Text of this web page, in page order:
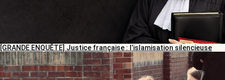
[GRANDE ENQUÊTE] Justice française : l’islamisation silencieuse